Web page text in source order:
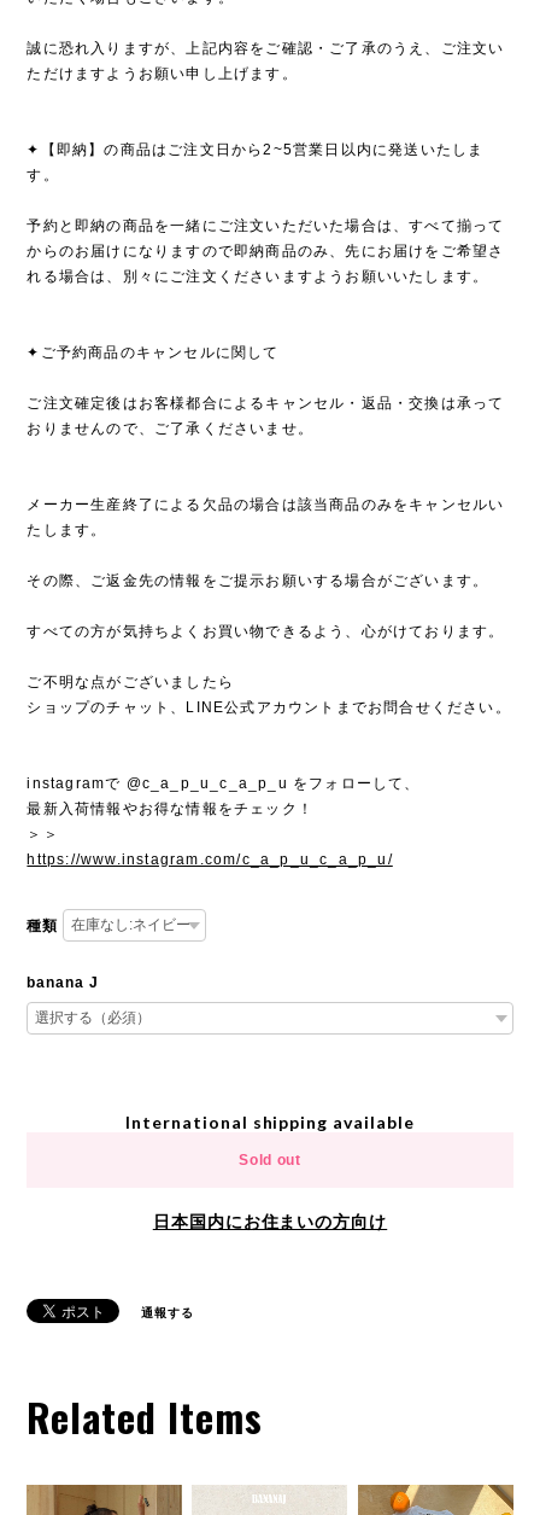
誠に恐れ入りますが、上記内容をご確認・ご了承のうえ、ご注文い
ただけますようお願い申し上げます。
✦【即納】の商品はご注文日から2~5営業日以内に発送いたしま
す。
予約と即納の商品を一緒にご注文いただいた場合は、すべて揃って
からのお届けになりますので即納商品のみ、先にお届けをご希望さ
れる場合は、別々にご注文くださいますようお願いいたします。
✦ご予約商品のキャンセルに関して
ご注文確定後はお客様都合によるキャンセル・返品・交換は承って
おりませんので、ご了承くださいませ。
メーカー生産終了による欠品の場合は該当商品のみをキャンセルい
たします。
その際、ご返金先の情報をご提示お願いする場合がございます。
すべての方が気持ちよくお買い物できるよう、心がけております。
ご不明な点がございましたら
ショップのチャット、LINE公式アカウントまでお問合せください。
instagramで @c_a_p_u_c_a_p_u をフォローして、
最新入荷情報やお得な情報をチェック！
＞＞
https://www.instagram.com/c_a_p_u_c_a_p_u/
種類
banana J
International shipping available
Sold out
日本国内にお住まいの方向け
通報する
Related Items